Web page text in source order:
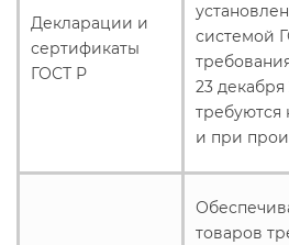
Декларации и
сертификаты
ГОСТ Р
системой
23 декабря
требуются
и при
товаров